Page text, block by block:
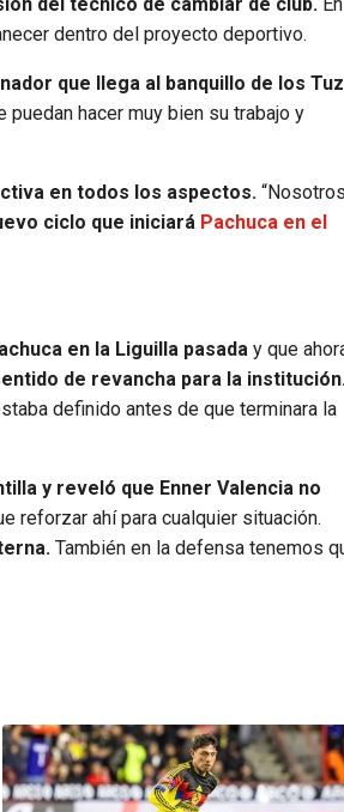
dentro del proyecto deportivo.
que llega al banquillo de los
hacer muy bien su trabajo y
en todos los aspectos. “Nosotros
ciclo que iniciará Pachuca en el
en la Liguilla pasada y que
de revancha para la
definido antes de que terminara la
y reveló que Enner Valencia no
reforzar ahí para cualquier situación.
También en la defensa tenemos